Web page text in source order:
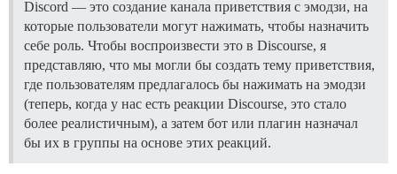
Discord — это создание канала приветствия с эмодзи, на
которые пользователи могут нажимать, чтобы назначить
себе роль. Чтобы воспроизвести это в Discourse, я
представляю, что мы могли бы создать тему приветствия,
где пользователям предлагалось бы нажимать на эмодзи
(теперь, когда у нас есть реакции Discourse, это стало
более реалистичным), а затем бот или плагин назначал
бы их в группы на основе этих реакций.